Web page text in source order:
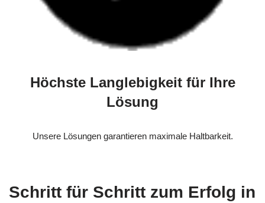
Höchste Langlebigkeit für Ihre
Lösung
Unsere Lösungen garantieren maximale Haltbarkeit.
Schritt für Schritt zum Erfolg in